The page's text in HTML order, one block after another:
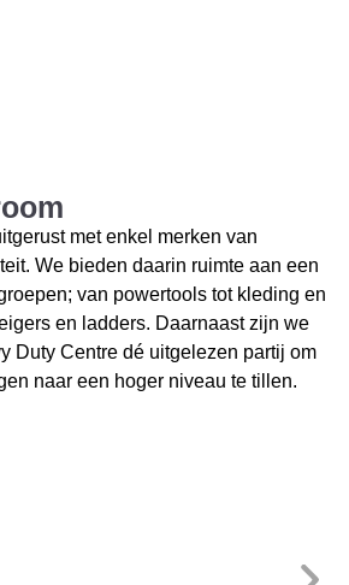
met enkel merken van
We bieden daarin ruimte aan een
van powertools tot kleding en
en ladders. Daarnaast zijn we
Duty Centre dé uitgelezen partij om
naar een hoger niveau te tillen.